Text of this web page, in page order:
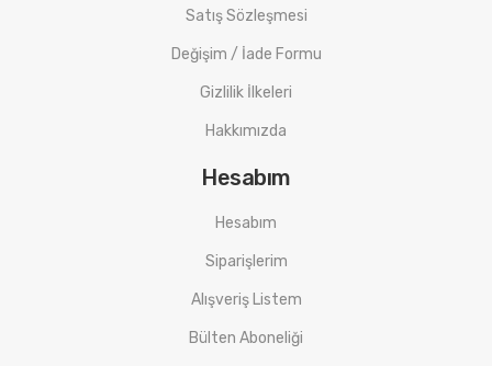
Satış Sözleşmesi
Değişim / İade Formu
Gizlilik İlkeleri
Hakkımızda
Hesabım
Hesabım
Siparişlerim
Alışveriş Listem
Bülten Aboneliği